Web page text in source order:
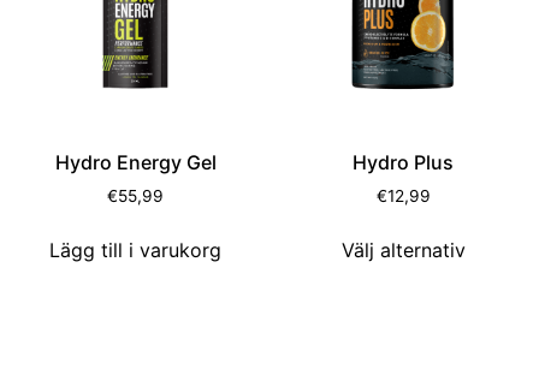
Hydro Energy Gel
€55,99
Lägg till i varukorg
Hydro Plus
€12,99
Välj alternativ